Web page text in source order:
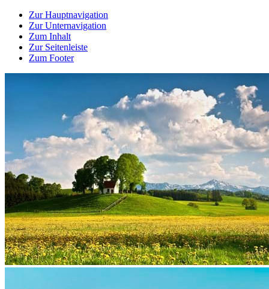
Zur Hauptnavigation
Zur Unternavigation
Zum Inhalt
Zur Seitenleiste
Zum Footer